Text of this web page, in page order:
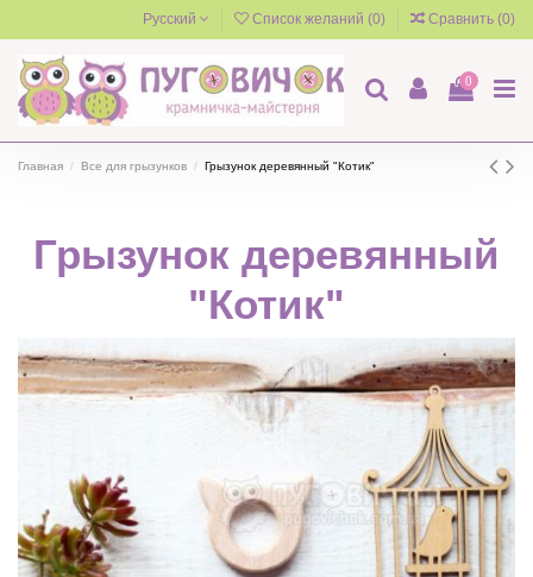
Русский Список желаний (0) Сравнить (0)
0
Главная Все для грызунков Грызунок деревянный "Котик"
Грызунок деревянный
"Котик"